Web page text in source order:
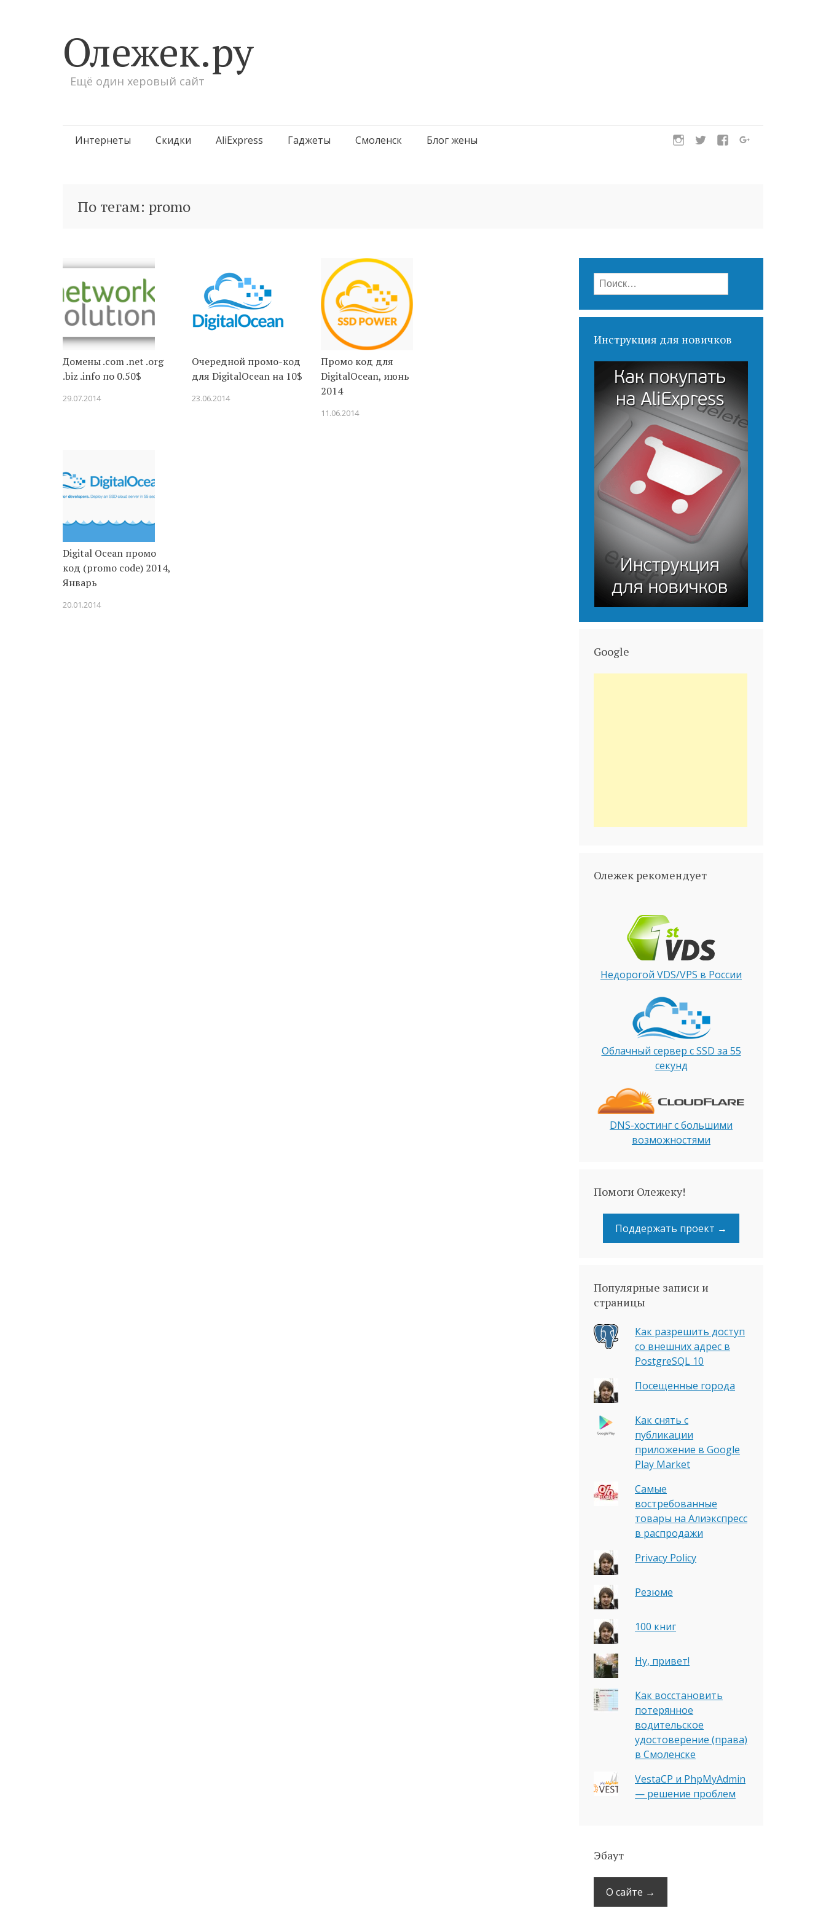
Олежек.ру
Ещё один херовый сайт
Перейти
Интернеты Скидки AliExpress Гаджеты Смоленск Блог жены
По тегам: promo
Домены .com .net .org
.biz .info по 0.50$
29.07.2014
Очередной промо-код
для DigitalOcean на 10$
23.06.2014
Промо код для
DigitalOcean, июнь
2014
11.06.2014
Digital Ocean промо
код (promo code) 2014,
Январь
20.01.2014
Найти:
Инструкция для новичков
Google
Олежек рекомендует
Недорогой VDS/VPS в России
Облачный сервер с SSD за 55
секунд
DNS-хостинг с большими
возможностями
Помоги Олежеку!
Поддержать проект →
Популярные записи и
страницы
Как разрешить доступ
со внешних адрес в
PostgreSQL 10
Посещенные города
Как снять с
публикации
приложение в Google
Play Market
Самые
востребованные
товары на Алиэкспресс
в распродажи
Privacy Policy
Резюме
100 книг
Ну, привет!
Как восстановить
потерянное
водительское
удостоверение (права)
в Смоленске
VestaCP и PhpMyAdmin
— решение проблем
Эбаут
О сайте →